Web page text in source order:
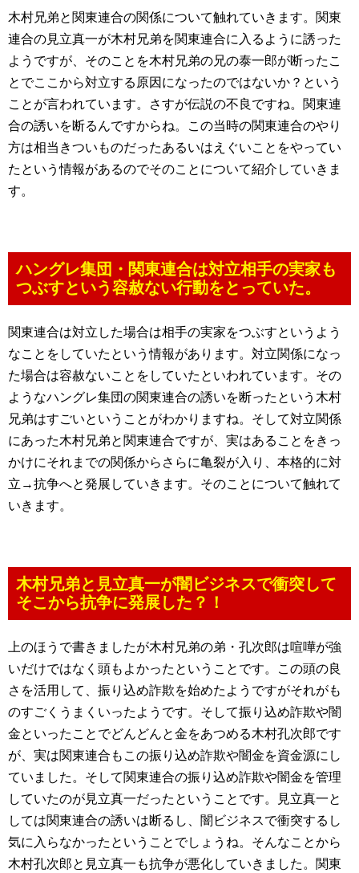
木村兄弟と関東連合の関係について触れていきます。関東
連合の見立真一が木村兄弟を関東連合に入るように誘った
ようですが、そのことを木村兄弟の兄の泰一郎が断ったこ
とでここから対立する原因になったのではないか？という
ことが言われています。さすが伝説の不良ですね。関東連
合の誘いを断るんですからね。この当時の関東連合のやり
方は相当きついものだったあるいはえぐいことをやってい
たという情報があるのでそのことについて紹介していきま
す。
ハングレ集団・関東連合は対立相手の実家も
つぶすという容赦ない行動をとっていた。
関東連合は対立した場合は相手の実家をつぶすというよう
なことをしていたという情報があります。対立関係になっ
た場合は容赦ないことをしていたといわれています。その
ようなハングレ集団の関東連合の誘いを断ったという木村
兄弟はすごいということがわかりますね。そして対立関係
にあった木村兄弟と関東連合ですが、実はあることをきっ
かけにそれまでの関係からさらに亀裂が入り、本格的に対
立→抗争へと発展していきます。そのことについて触れて
いきます。
木村兄弟と見立真一が闇ビジネスで衝突して
そこから抗争に発展した？！
上のほうで書きましたが木村兄弟の弟・孔次郎は喧嘩が強
いだけではなく頭もよかったということです。この頭の良
さを活用して、振り込め詐欺を始めたようですがそれがも
のすごくうまくいったようです。そして振り込め詐欺や闇
金といったことでどんどんと金をあつめる木村孔次郎です
が、実は関東連合もこの振り込め詐欺や闇金を資金源にし
ていました。そして関東連合の振り込め詐欺や闇金を管理
していたのが見立真一だったということです。見立真一と
しては関東連合の誘いは断るし、闇ビジネスで衝突するし
気に入らなかったということでしょうね。そんなことから
木村孔次郎と見立真一も抗争が悪化していきました。関東